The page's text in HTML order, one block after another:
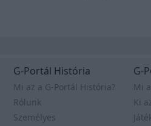
G-Portál História
Mi az a G-Portál História?
Rólunk
Személyes
G-
Mi
Ki